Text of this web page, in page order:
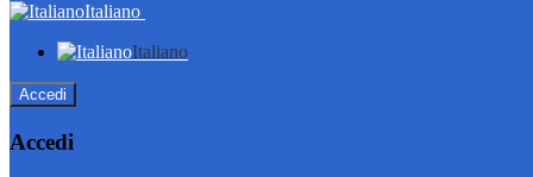
Italiano
Italiano
Accedi
Accedi